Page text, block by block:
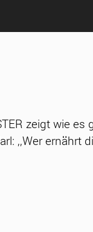
zeigt wie es
,,Wer ernährt